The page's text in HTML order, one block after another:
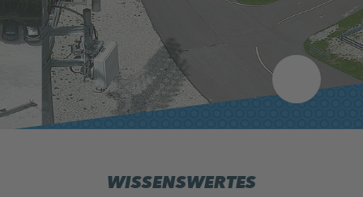
WISSENSWERTES